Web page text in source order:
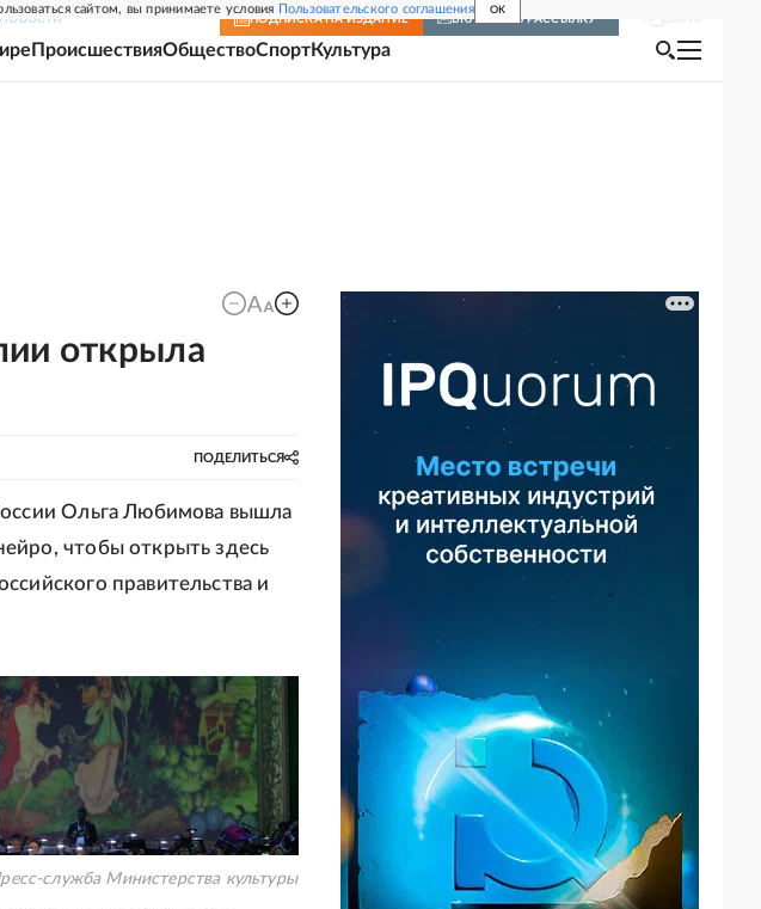
сайтом, вы принимаете условия Пользовательского соглашения OK
НОВОСТИ ПОДПИСКА НА ИЗДАНИЕ ВКЛЮЧИТЬ РАССЫЛКУ
ПроисшествияОбществоСпортКультура
открыла
ПОДЕЛИТЬСЯ
Ольга Любимова вышла
чтобы открыть здесь
правительства и
служба Министерства культуры